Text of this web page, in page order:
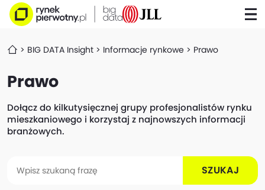
BIG DATA Insight Informacje rynkowe Prawo
Prawo
Dołącz do kilkutysięcznej grupy profesjonalistów rynku
mieszkaniowego i korzystaj z najnowszych informacji
branżowych.
SZUKAJ